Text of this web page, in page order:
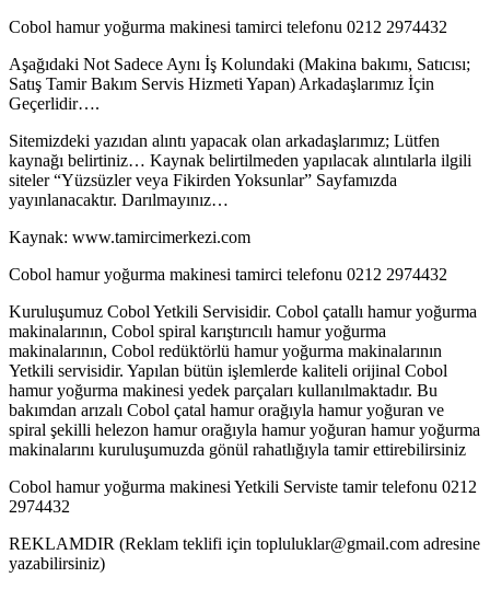
Cobol hamur yoğurma makinesi tamirci telefonu 0212 2974432
Aşağıdaki Not Sadece Aynı İş Kolundaki (Makina bakımı, Satıcısı;
Satış Tamir Bakım Servis Hizmeti Yapan) Arkadaşlarımız İçin
Geçerlidir….
Sitemizdeki yazıdan alıntı yapacak olan arkadaşlarımız; Lütfen
kaynağı belirtiniz… Kaynak belirtilmeden yapılacak alıntılarla ilgili
siteler “Yüzsüzler veya Fikirden Yoksunlar” Sayfamızda
yayınlanacaktır. Darılmayınız…
Kaynak: www.tamircimerkezi.com
Cobol hamur yoğurma makinesi tamirci telefonu 0212 2974432
Kuruluşumuz Cobol Yetkili Servisidir. Cobol çatallı hamur yoğurma
makinalarının, Cobol spiral karıştırıcılı hamur yoğurma
makinalarının, Cobol redüktörlü hamur yoğurma makinalarının
Yetkili servisidir. Yapılan bütün işlemlerde kaliteli orijinal Cobol
hamur yoğurma makinesi yedek parçaları kullanılmaktadır. Bu
bakımdan arızalı Cobol çatal hamur orağıyla hamur yoğuran ve
spiral şekilli helezon hamur orağıyla hamur yoğuran hamur yoğurma
makinalarını kuruluşumuzda gönül rahatlığıyla tamir ettirebilirsiniz
Cobol hamur yoğurma makinesi Yetkili Serviste tamir telefonu 0212
2974432
REKLAMDIR (Reklam teklifi için topluluklar@gmail.com adresine
yazabilirsiniz)